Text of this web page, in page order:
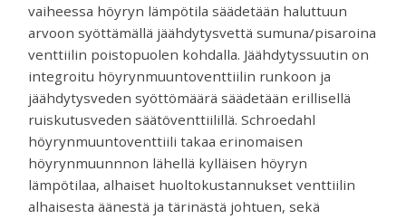
vaiheessa höyryn lämpötila säädetään haluttuun
arvoon syöttämällä jäähdytysvettä sumuna/pisaroina
venttiilin poistopuolen kohdalla. Jäähdytyssuutin on
integroitu höyrynmuuntoventtiilin runkoon ja
jäähdytysveden syöttömäärä säädetään erillisellä
ruiskutusveden säätöventtiilillä. Schroedahl
höyrynmuuntoventtiili takaa erinomaisen
höyrynmuunnnon lähellä kylläisen höyryn
lämpötilaa, alhaiset huoltokustannukset venttiilin
alhaisesta äänestä ja tärinästä johtuen, sekä